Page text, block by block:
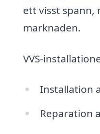
ett visst spann,
marknaden.
VVS-
Installation
Reparation